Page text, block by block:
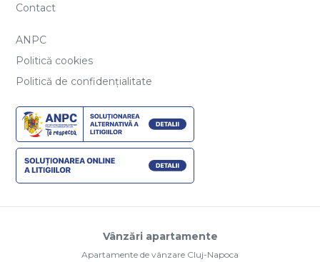
Contact
ANPC
Politică cookies
Politică de confidențialitate
Vânzări apartamente
Apartamente de vânzare Cluj-Napoca